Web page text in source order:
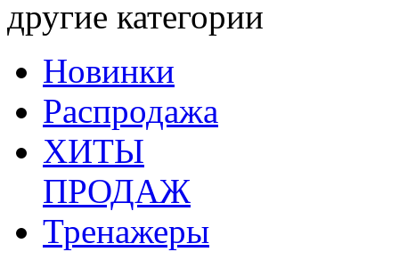
другие категории
Новинки
Распродажа
ХИТЫ
ПРОДАЖ
Тренажеры